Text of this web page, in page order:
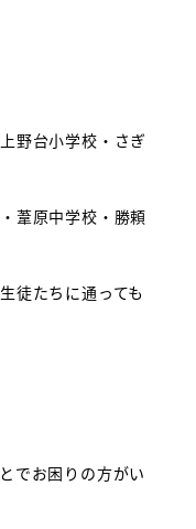
野台小学校・さぎ
葦原中学校・勝頼
徒たちに通っても
でお困りの方がい